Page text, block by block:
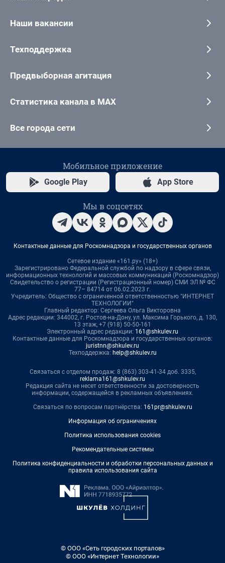
Наши вакансии
Техподдержка
Предвыборная агитация
Статистика канала в MAX
Все города сети
Мобильное приложение
Google Play App Store
Мы в соцсетях
Контактные данные для Роскомнадзора и государственных органов
Сетевое издание «161.ру» (18+)
Зарегистрировано Федеральной службой по надзору в сфере связи,
информационных технологий и массовых коммуникаций (Роскомнадзор)
Свидетельство о регистрации (Регистрационный номер) СМИ ЭЛ № ФС
77– 84714 от 06.02.2023 г.
Учредитель: Общество с ограниченной ответственностью "ИНТЕРНЕТ
ТЕХНОЛОГИИ"
Главный редактор: Сергеева Ольга Викторовна
Адрес редакции: 344002, г. Ростов-на-Дону, ул. Максима Горького, д. 130,
13 этаж, +7 (918) 50-50-161
Электронный адрес редакции: 161@shkulev.ru
Контактные данные для Роскомнадзора и государственных органов:
juristnn@shkulev.ru
Техподдержка: help@shkulev.ru
Связаться с отделом продаж: 8 (863) 303-41-34 доб. 3335,
reklama161@shkulev.ru
Редакция сайта не несет ответственности за достоверность
информации, содержащейся в рекламных объявлениях.
Связаться по вопросам партнёрства: 161pr@shkulev.ru
Информация об ограничениях
Политика использования cookies
Рекомендательные системы
Политика конфиденциальности и обработки персональных данных и
правила использования сайта
© ООО «Сеть городских порталов»
© ООО «Интернет Технологии»